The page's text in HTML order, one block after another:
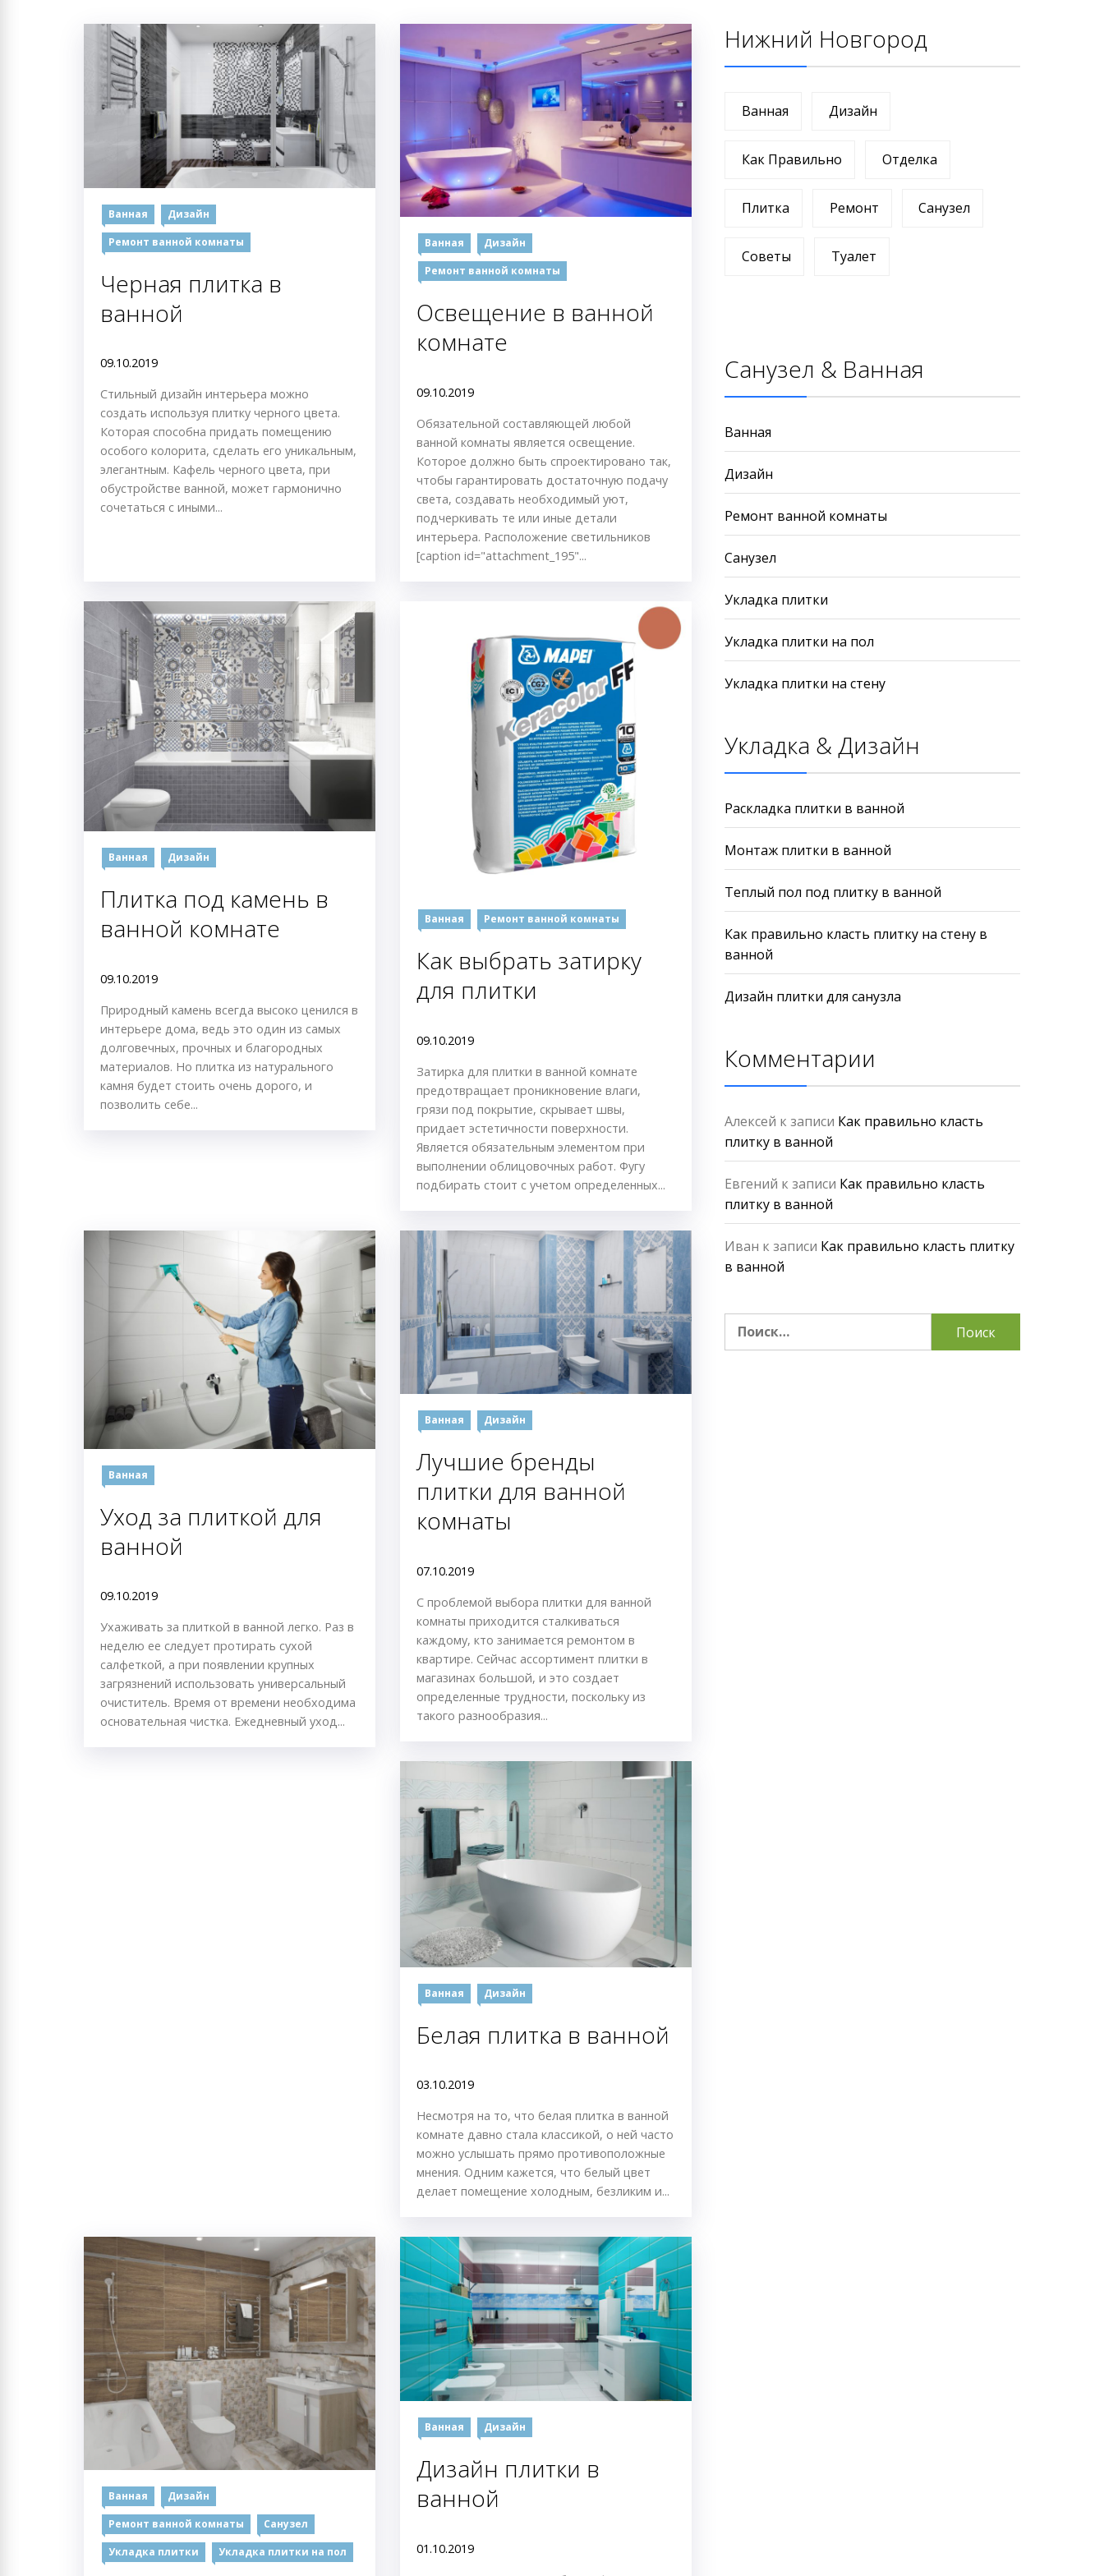
Ванная
Дизайн
Ремонт ванной комнаты
Черная плитка в
ванной
09.10.2019
Стильный дизайн интерьера можно
создать используя плитку черного цвета.
Которая способна придать помещению
особого колорита, сделать его уникальным,
элегантным. Кафель черного цвета, при
обустройстве ванной, может гармонично
сочетаться с иными...
Ванная
Дизайн
Ремонт ванной комнаты
Освещение в ванной
комнате
09.10.2019
Обязательной составляющей любой
ванной комнаты является освещение.
Которое должно быть спроектировано так,
чтобы гарантировать достаточную подачу
света, создавать необходимый уют,
подчеркивать те или иные детали
интерьера. Расположение светильников
[caption id="attachment_195"...
Ванная Дизайн
Плитка под камень в
ванной комнате
09.10.2019
Природный камень всегда высоко ценился в
интерьере дома, ведь это один из самых
долговечных, прочных и благородных
материалов. Но плитка из натурального
камня будет стоить очень дорого, и
позволить себе...
Ванная Ремонт ванной комнаты
Как выбрать затирку
для плитки
09.10.2019
Затирка для плитки в ванной комнате
предотвращает проникновение влаги,
грязи под покрытие, скрывает швы,
придает эстетичности поверхности.
Является обязательным элементом при
выполнении облицовочных работ. Фугу
подбирать стоит с учетом определенных...
Ванная
Уход за плиткой для
ванной
09.10.2019
Ухаживать за плиткой в ванной легко. Раз в
неделю ее следует протирать сухой
салфеткой, а при появлении крупных
загрязнений использовать универсальный
очиститель. Время от времени необходима
основательная чистка. Ежедневный уход...
Ванная Дизайн
Лучшие бренды
плитки для ванной
комнаты
07.10.2019
С проблемой выбора плитки для ванной
комнаты приходится сталкиваться
каждому, кто занимается ремонтом в
квартире. Сейчас ассортимент плитки в
магазинах большой, и это создает
определенные трудности, поскольку из
такого разнообразия...
Ванная Дизайн
Белая плитка в ванной
03.10.2019
Несмотря на то, что белая плитка в ванной
комнате давно стала классикой, о ней часто
можно услышать прямо противоположные
мнения. Одним кажется, что белый цвет
делает помещение холодным, безликим и...
Ванная
Дизайн
Ремонт ванной комнаты
Санузел
Укладка плитки
Укладка плитки на пол
Ванная Дизайн
Дизайн плитки в
ванной
01.10.2019
Нижний Новгород
Ванная Дизайн
Как Правильно Отделка
Плитка Ремонт Санузел
Советы Туалет
Санузел & Ванная
Ванная
Дизайн
Ремонт ванной комнаты
Санузел
Укладка плитки
Укладка плитки на пол
Укладка плитки на стену
Укладка & Дизайн
Раскладка плитки в ванной
Монтаж плитки в ванной
Теплый пол под плитку в ванной
Как правильно класть плитку на стену в
ванной
Дизайн плитки для санузла
Комментарии
Алексей к записи Как правильно класть
плитку в ванной
Евгений к записи Как правильно класть
плитку в ванной
Иван к записи Как правильно класть плитку
в ванной
Найти: